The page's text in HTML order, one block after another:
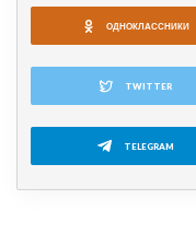
ОДНОКЛАССНИКИ
TWITTER
TELEGRAM